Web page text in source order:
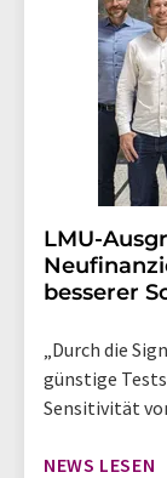
LMU-
besserer
„Durch die
günstige
Sensitivität
NEWS LESEN